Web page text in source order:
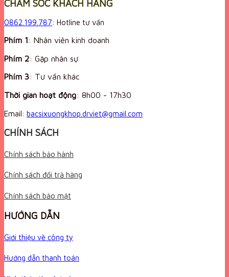
CHĂM SÓC KHÁCH HÀNG
0862.199.787: Hotline tư vấn
Phím 1: Nhân viên kinh doanh
Phím 2: Gặp nhân sự
Phím 3: Tư vấn khác
Thời gian hoạt động: 8h00 - 17h30
Email: bacsixuongkhop.drviet@gmail.com
CHÍNH SÁCH
Chính sách bảo hành
Chính sách đổi trả hàng
Chính sách bảo mật
HƯỚNG DẪN
Giới thiệu về công ty
Hướng dẫn thanh toán